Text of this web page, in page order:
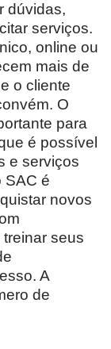
dúvidas,
serviços.
online ou
mais de
o cliente
O
para
é possível
e serviços
SAC é
novos
seus
A
de